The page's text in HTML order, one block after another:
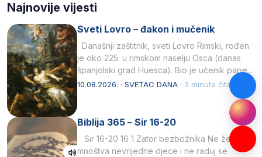
Najnovije vijesti
Sveti Lovro – đakon i mučenik
Današnji zaštitnik, sveti Lovro Rimski, rođen
je oko 225. u rimskom naselju Osca (danas
španjolski grad Huesca). Bio je učenik pape…
10.08.2026. · SVETAC DANA · 3 minute čitanja
Biblija 365 – Sir 16-20
Sir 16-20 16 1 Zator bezbožnika Ne želi
mnoštva nevrijedne djece i ne raduj se